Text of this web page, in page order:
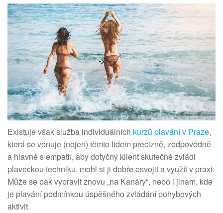
Existuje však služba individuálních kurzů plavání v Praze,
která se věnuje (nejen) těmto lidem precizně, zodpovědně
a hlavně s empatií, aby dotyčný klient skutečně zvládl
plaveckou techniku, mohl si ji dobře osvojit a využít v praxi.
Může se pak vypravit znovu „na Kanáry“, nebo i jinam, kde
je plavání podmínkou úspěšného zvládání pohybových
aktivit.